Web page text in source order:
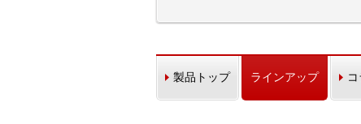
製品トップ ラインアップ